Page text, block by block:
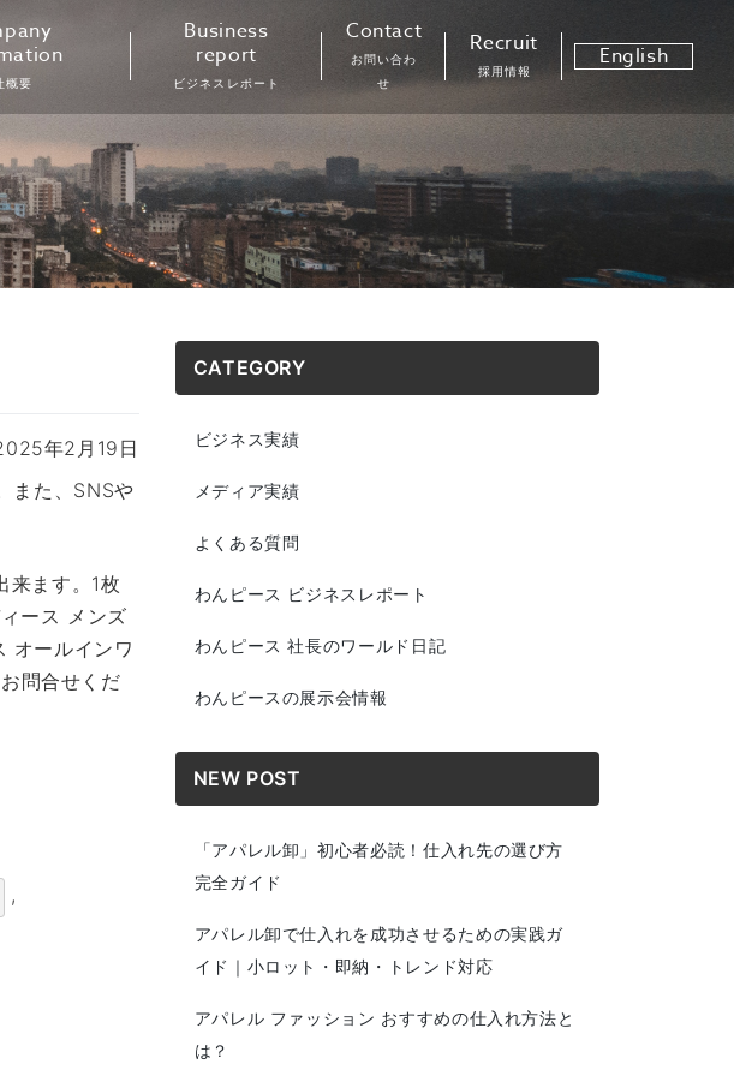
概要
Business
report
ビジネスレポート
Contact
お問い合わ
せ
Recruit
採用情報 English
年2月19日
また、SNSや
来ます。1枚
ース メンズ
オールインワ
問合せくだ
,
CATEGORY
ビジネス実績
メディア実績
よくある質問
わんピース ビジネスレポート
わんピース 社長のワールド日記
わんピースの展示会情報
NEW POST
「アパレル卸」初心者必読！仕入れ先の選び方
完全ガイド
アパレル卸で仕入れを成功させるための実践ガ
イド｜小ロット・即納・トレンド対応
アパレル ファッション おすすめの仕入れ方法と
は？